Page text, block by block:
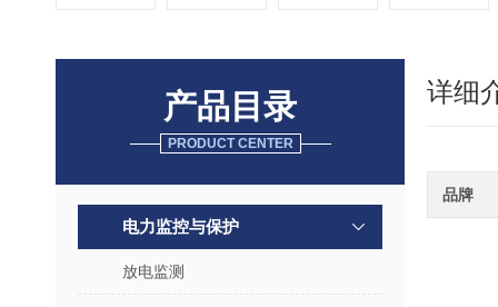
产品目录
PRODUCT CENTER
电力监控与保护
放电监测
详细
品牌